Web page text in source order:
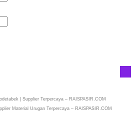
| Supplier Terpercaya – RAISPASIR.COM
Material Urugan Terpercaya – RAISPASIR.COM